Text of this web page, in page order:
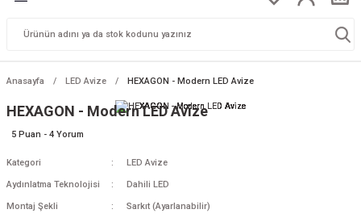
Anasayfa LED Avize HEXAGON - Modern LED Avize
HEXAGON - Modern LED Avize
5 Puan - 4 Yorum
Kategori LED Avize
Aydınlatma Teknolojisi Dahili LED
Montaj Şekli Sarkıt (Ayarlanabilir)